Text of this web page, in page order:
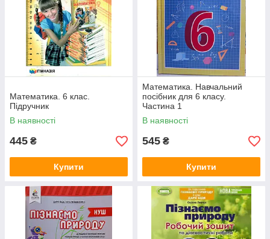
Математика. 6 клас.
Підручник
В наявності
445 ₴
Купити
Математика. Навчальний
посібник для 6 класу.
Частина 1
В наявності
545 ₴
Купити